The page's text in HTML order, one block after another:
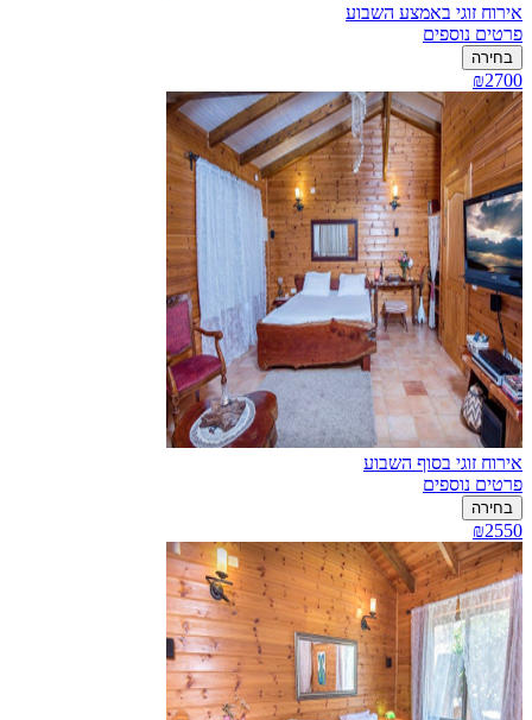
אירוח זוגי באמצע השבוע
פרטים נוספים
בחירה
₪2700
אירוח זוגי בסוף השבוע
פרטים נוספים
בחירה
₪2550